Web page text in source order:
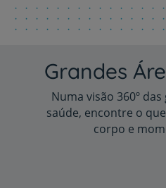
Grandes
Numa visão 360º
saúde, encontre o
corpo e